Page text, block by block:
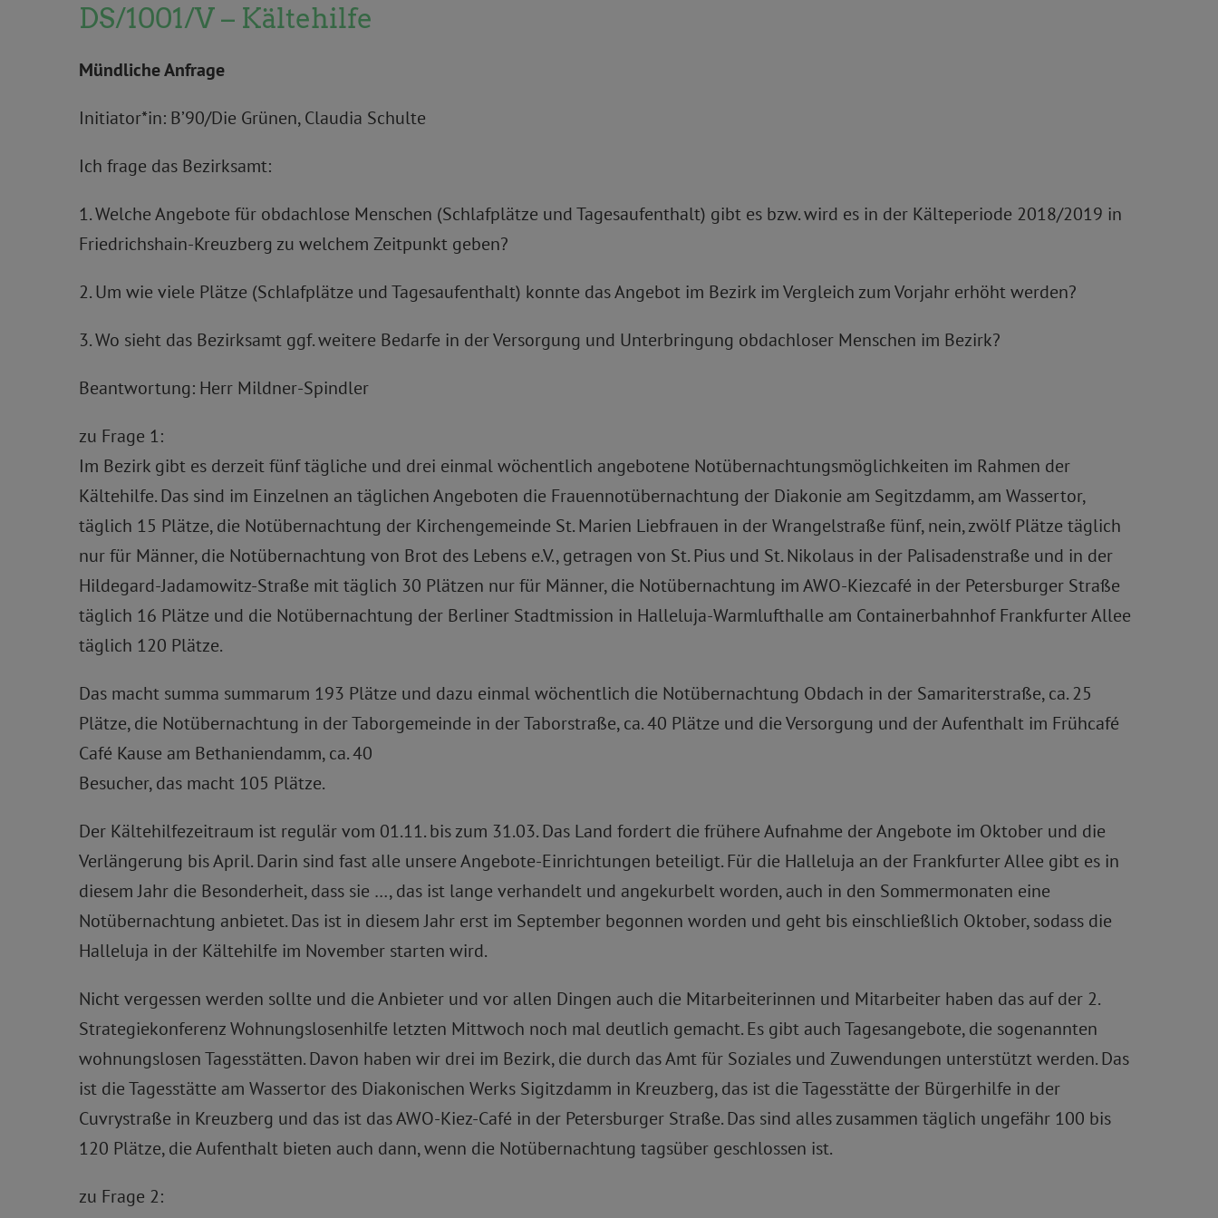
DS/1001/V – Kältehilfe
Mündliche Anfrage
Initiator*in: B’90/Die Grünen, Claudia Schulte
Ich frage das Bezirksamt:
1. Welche Angebote für obdachlose Menschen (Schlafplätze und Tagesaufenthalt) gibt es bzw. wird es in der Kälteperiode 2018/2019 in
Friedrichshain-Kreuzberg zu welchem Zeitpunkt geben?
2. Um wie viele Plätze (Schlafplätze und Tagesaufenthalt) konnte das Angebot im Bezirk im Vergleich zum Vorjahr erhöht werden?
3. Wo sieht das Bezirksamt ggf. weitere Bedarfe in der Versorgung und Unterbringung obdachloser Menschen im Bezirk?
Beantwortung: Herr Mildner-Spindler
zu Frage 1:
Im Bezirk gibt es derzeit fünf tägliche und drei einmal wöchentlich angebotene Notübernachtungsmöglichkeiten im Rahmen der
Kältehilfe. Das sind im Einzelnen an täglichen Angeboten die Frauennotübernachtung der Diakonie am Segitzdamm, am Wassertor,
täglich 15 Plätze, die Notübernachtung der Kirchengemeinde St. Marien Liebfrauen in der Wrangelstraße fünf, nein, zwölf Plätze täglich
nur für Männer, die Notübernachtung von Brot des Lebens e.V., getragen von St. Pius und St. Nikolaus in der Palisadenstraße und in der
Hildegard-Jadamowitz-Straße mit täglich 30 Plätzen nur für Männer, die Notübernachtung im AWO-Kiezcafé in der Petersburger Straße
täglich 16 Plätze und die Notübernachtung der Berliner Stadtmission in Halleluja-Warmlufthalle am Containerbahnhof Frankfurter Allee
täglich 120 Plätze.
Das macht summa summarum 193 Plätze und dazu einmal wöchentlich die Notübernachtung Obdach in der Samariterstraße, ca. 25
Plätze, die Notübernachtung in der Taborgemeinde in der Taborstraße, ca. 40 Plätze und die Versorgung und der Aufenthalt im Frühcafé
Café Kause am Bethaniendamm, ca. 40
Besucher, das macht 105 Plätze.
Der Kältehilfezeitraum ist regulär vom 01.11. bis zum 31.03. Das Land fordert die frühere Aufnahme der Angebote im Oktober und die
Verlängerung bis April. Darin sind fast alle unsere Angebote-Einrichtungen beteiligt. Für die Halleluja an der Frankfurter Allee gibt es in
diesem Jahr die Besonderheit, dass sie …, das ist lange verhandelt und angekurbelt worden, auch in den Sommermonaten eine
Notübernachtung anbietet. Das ist in diesem Jahr erst im September begonnen worden und geht bis einschließlich Oktober, sodass die
Halleluja in der Kältehilfe im November starten wird.
Nicht vergessen werden sollte und die Anbieter und vor allen Dingen auch die Mitarbeiterinnen und Mitarbeiter haben das auf der 2.
Strategiekonferenz Wohnungslosenhilfe letzten Mittwoch noch mal deutlich gemacht. Es gibt auch Tagesangebote, die sogenannten
wohnungslosen Tagesstätten. Davon haben wir drei im Bezirk, die durch das Amt für Soziales und Zuwendungen unterstützt werden. Das
ist die Tagesstätte am Wassertor des Diakonischen Werks Sigitzdamm in Kreuzberg, das ist die Tagesstätte der Bürgerhilfe in der
Cuvrystraße in Kreuzberg und das ist das AWO-Kiez-Café in der Petersburger Straße. Das sind alles zusammen täglich ungefähr 100 bis
120 Plätze, die Aufenthalt bieten auch dann, wenn die Notübernachtung tagsüber geschlossen ist.
zu Frage 2: